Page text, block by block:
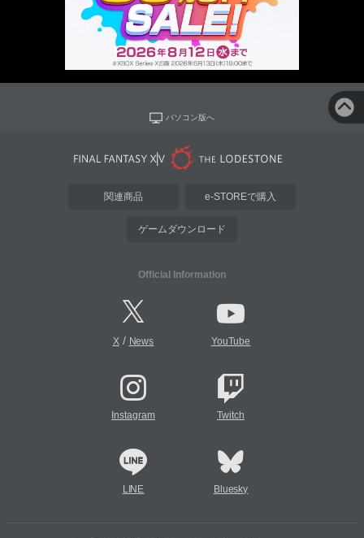
パソコン版へ
関連商品 e-STOREで購入
ゲームダウンロード
Official Information
X/ News YouTube
Instagram Twitch
LINE Bluesky